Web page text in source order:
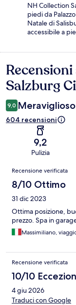
NH Collection
piedi da
Natale di
accessibile a
Recensioni
Salzburg
9,0 Meraviglioso
604 recensioni
9,2
Pulizia
Recensioni
Recensione verificata
8/10 Ottimo
31 dic 2023
Ottima posizione,
prezzo. Spa in
Massimiliano,
Recensione verificata
10/10
4 giu 2026
Traduci con Google